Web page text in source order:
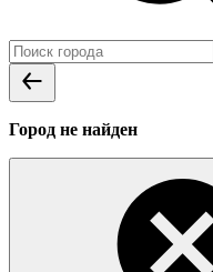
Город не найден